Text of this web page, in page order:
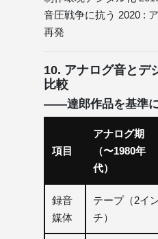
音圧戦争に抗う 2020 :
再発
10. アナログ音とデ
比較
――達郎作品を基準
項目
アナログ期
（〜1980年
代）
録音
媒体
テープ（2イ
チ）